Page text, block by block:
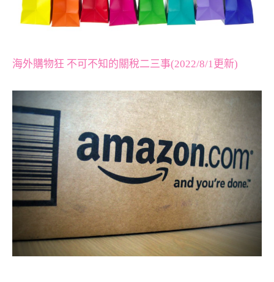
海外購物狂 不可不知的關稅二三事(2022/8/1更新)